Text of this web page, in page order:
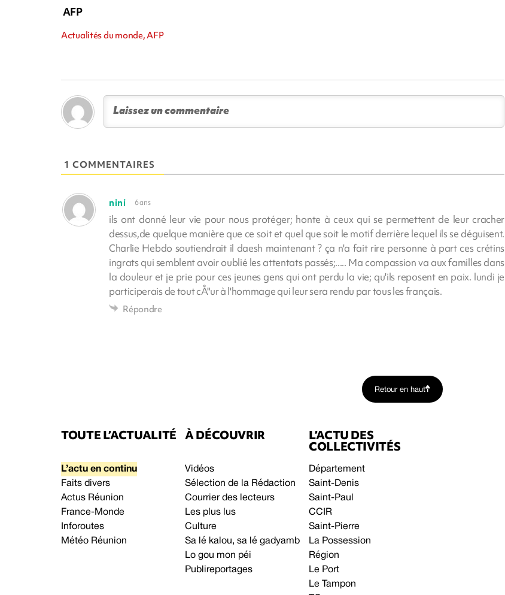
AFP
Actualités du monde, AFP
1 COMMENTAIRES
nini 6 ans
ils ont donné leur vie pour nous protéger; honte à ceux qui se permettent de leur cracher
dessus,de quelque manière que ce soit et quel que soit le motif derrière lequel ils se déguisent.
Charlie Hebdo soutiendrait il daesh maintenant ? ça n'a fait rire personne à part ces crétins
ingrats qui semblent avoir oublié les attentats passés;..... Ma compassion va aux familles dans
la douleur et je prie pour ces jeunes gens qui ont perdu la vie; qu'ils reposent en paix. lundi je
participerais de tout cÅ"ur à l'hommage qui leur sera rendu par tous les français.
Répondre
Retour en haut
TOUTE L’ACTUALITÉ
L’actu en continu
Faits divers
Actus Réunion
France-Monde
Inforoutes
Météo Réunion
À DÉCOUVRIR
Vidéos
Sélection de la Rédaction
Courrier des lecteurs
Les plus lus
Culture
Sa lé kalou, sa lé gadyamb
Lo gou mon péi
Publireportages
L’ACTU DES
COLLECTIVITÉS
Département
Saint-Denis
Saint-Paul
CCIR
Saint-Pierre
La Possession
Région
Le Port
Le Tampon